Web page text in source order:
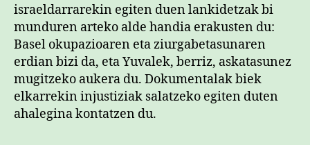
israeldarrarekin egiten duen lankidetzak bi
munduren arteko alde handia erakusten du:
Basel okupazioaren eta ziurgabetasunaren
erdian bizi da, eta Yuvalek, berriz, askatasunez
mugitzeko aukera du. Dokumentalak biek
elkarrekin injustiziak salatzeko egiten duten
ahalegina kontatzen du.